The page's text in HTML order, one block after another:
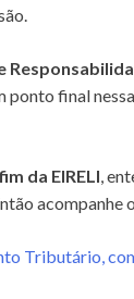
ponto final
fim da EIRELI,
acompanhe
Tributário,